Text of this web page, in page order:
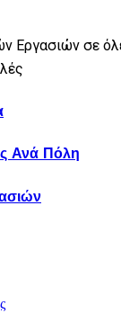
Εργασιών σε
Ανά Πόλη